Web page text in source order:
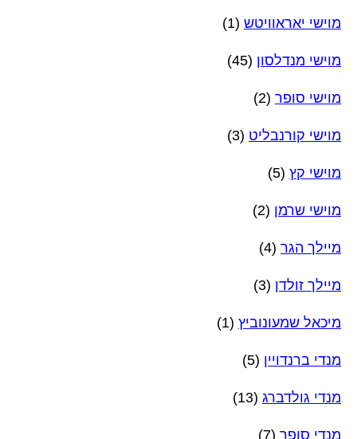
מוישי יאראוויטש (1)
מוישי מנדלסון (45)
מוישי סופר (2)
מוישי קורנבליט (3)
מוישי קץ (5)
מוישי שרמן (2)
מיילך הגר (4)
מיילך זולדן (3)
מיכאל שמעונוביץ (1)
מנדי ברנדויין (5)
מנדי גולדברג (13)
מנדי סופר (7)